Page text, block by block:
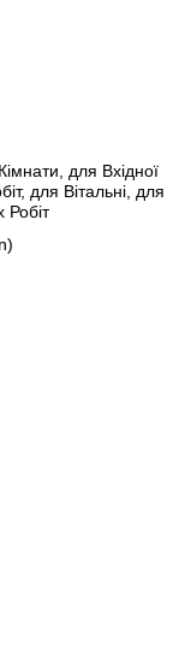
для Вхідної
для Вітальні, для
Робіт